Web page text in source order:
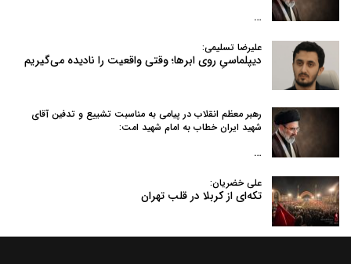
…
علیرضا تسلیمی:
دیپلماسیِ روی ابرها؛ وقتی واقعیت را نادیده می‌گیریم
رهبر معظم انقلاب در پیامی به‌ مناسبت تشییع و تدفین آقای
شهید ایران خطاب به امام شهید امت:
…
علی خضریان:
تکه‌ای از کربلا در قلب تهران